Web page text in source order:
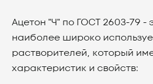
Ацетон "Ч" по ГОСТ 2603-79 -
наиболее широко
растворителей, который
характеристик и свойств: